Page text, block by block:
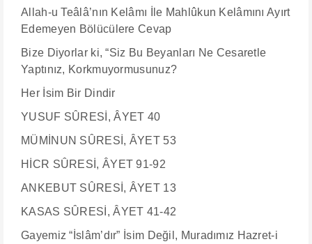
Allah-u Teâlâ’nın Kelâmı İle Mahlûkun Kelâmını Ayırt
Edemeyen Bölücülere Cevap
Bize Diyorlar ki, “Siz Bu Beyanları Ne Cesaretle
Yaptınız, Korkmuyormusunuz?
Her İsim Bir Dindir
YUSUF SÛRESİ, ÂYET 40
MÜMİNUN SÛRESİ, ÂYET 53
HİCR SÛRESİ, ÂYET 91-92
ANKEBUT SÛRESİ, ÂYET 13
​​​​​​​KASAS SÛRESİ, ÂYET 41-42
Gayemiz “İslâm’dır” İsim Değil, Muradımız Hazret-i